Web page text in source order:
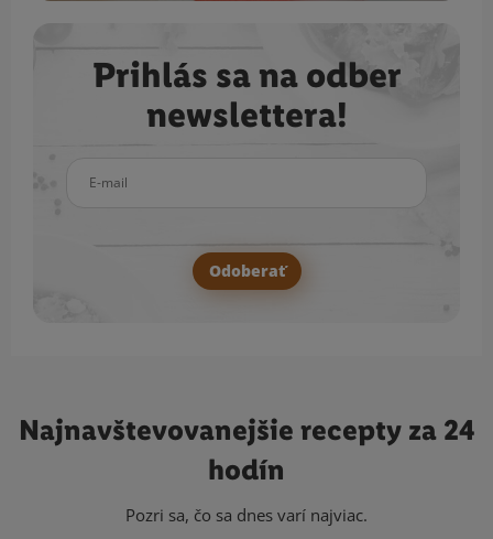
Prihlás sa na odber
newslettera!
Odoberať
Najnavštevovanejšie recepty za 24
hodín
Pozri sa, čo sa dnes varí najviac.